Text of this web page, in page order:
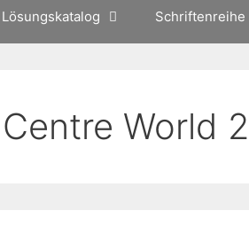
Lösungskatalog Schriftenreihe
World